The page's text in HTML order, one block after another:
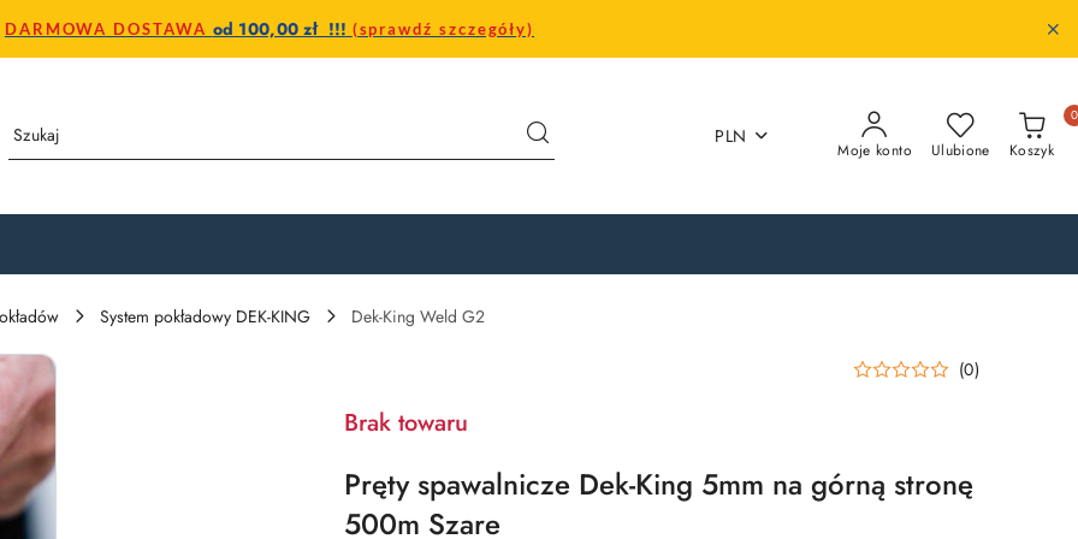
DARMOWA DOSTAWA od 100,00 zł !!! (sprawdź szczegóły)
PLN
Moje konto Ulubione Koszyk
0
System pokładowy DEK-KING Dek-King Weld G2
(0)
Brak towaru
Pręty spawalnicze Dek-King 5mm na górną stronę
500m Szare